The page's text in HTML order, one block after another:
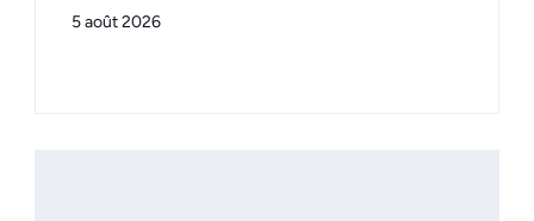
5 août 2026